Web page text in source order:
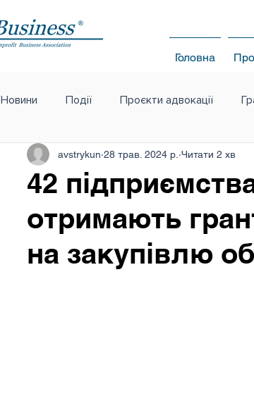
Головна
Новини Події Проєкти адвокації
42
отримають
на закупівлю
avstrykun 28 трав. 2024 р. Читати 2 хв